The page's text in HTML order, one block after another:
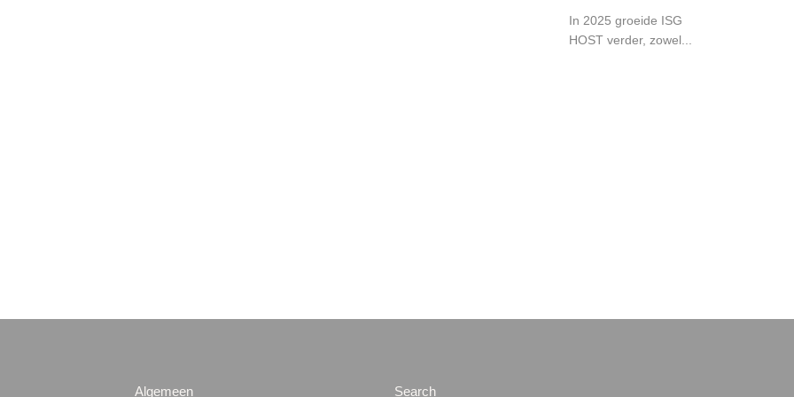
In 2025 groeide ISG
HOST verder, zowel...
Algemeen Search